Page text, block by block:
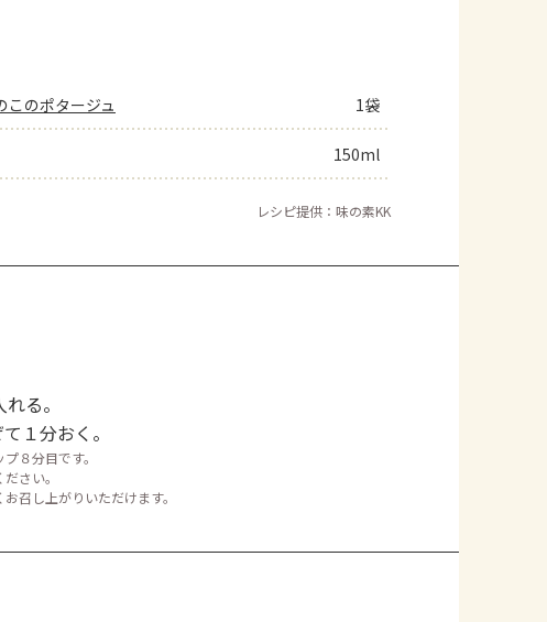
このポタージュ 1袋
150ml
レシピ提供：味の素KK
る。
１分おく。
８分目です。
さい。
召し上がりいただけます。